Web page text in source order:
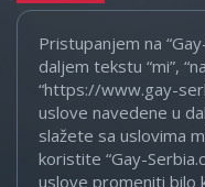
Pristupanjem na
daljem tekstu “mi”,
“https://www.gay-
uslove navedene u
slažete sa uslovima
koristite “Gay-
uslove promeniti bilo